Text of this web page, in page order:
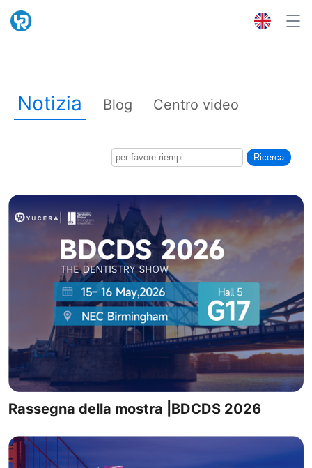
Notizia Blog Centro video
Ricerca
Rassegna della mostra |BDCDS 2026